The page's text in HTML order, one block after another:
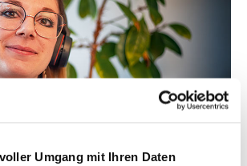
Umgang mit Ihren Daten